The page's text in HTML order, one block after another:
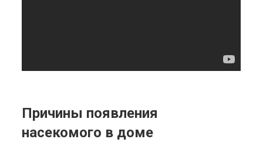
Причины появления
насекомого в доме